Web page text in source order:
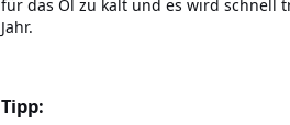
für das Öl zu kalt und es wird schnell
Jahr.
Tipp: